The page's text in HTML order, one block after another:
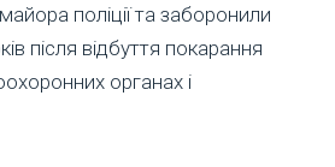
поліції та заборонили
після відбуття покарання
органах і